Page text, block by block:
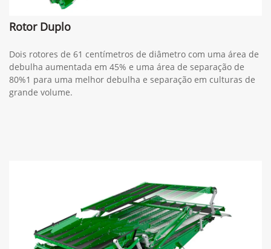
Rotor Duplo
Dois rotores de 61 centímetros de diâmetro com uma área de
debulha aumentada em 45% e uma área de separação de
80%1 para uma melhor debulha e separação em culturas de
grande volume.